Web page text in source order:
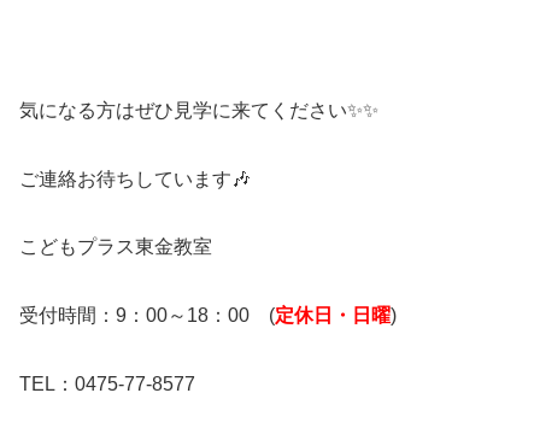
気になる方はぜひ見学に来てください✨✨
ご連絡お待ちしています🎶
こどもプラス東金教室
受付時間：9：00～18：00 (定休日・日曜)
TEL：0475-77-8577